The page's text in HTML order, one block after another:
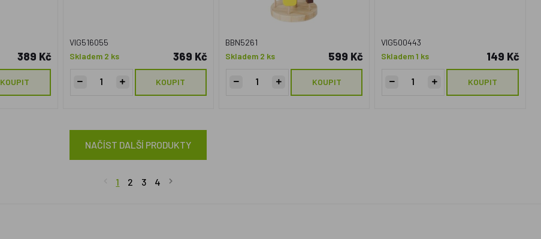
389 Kč
KOUPIT
VIG516055
Skladem 2 ks
369 Kč
KOUPIT
BBN5261
Skladem 2 ks
599 Kč
KOUPIT
VIG500443
Skladem 1 ks
149 Kč
KOUPIT
NAČÍST DALŠÍ PRODUKTY
1 2 3 4